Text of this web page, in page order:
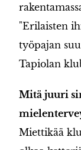
"Erilaisten
työpajan
Tapiolan
Mitä juuri
Miettikää